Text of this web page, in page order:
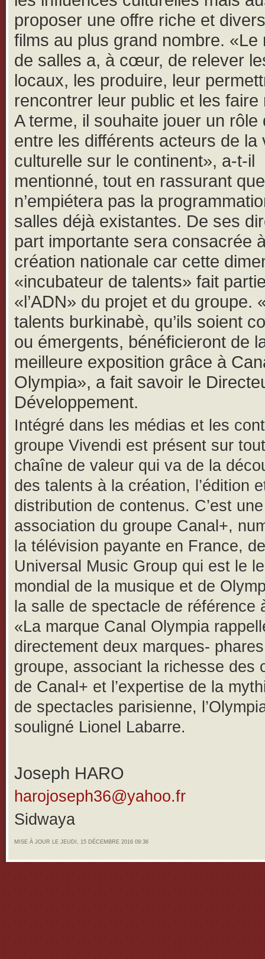
proposer une offre riche et
films au plus grand nombre. «Le
de salles a, à cœur, de relever
locaux, les produire, leur
rencontrer leur public et les faire
A terme, il souhaite jouer un rôle
entre les différents acteurs de la
culturelle sur le continent», a-t-il
mentionné, tout en rassurant
n’empiétera pas la
salles déjà existantes. De ses
part importante sera consacrée
création nationale car cette
«incubateur de talents» fait
«l’ADN» du projet et du groupe.
talents burkinabè, qu’ils soient
ou émergents, bénéficieront de
meilleure exposition grâce à
Olympia», a fait savoir le
Développement.
Intégré dans les médias et les
groupe Vivendi est présent sur
chaîne de valeur qui va de la
des talents à la création, l’édition
distribution de contenus. C’est une
association du groupe Canal+,
la télévision payante en France, de
Universal Music Group qui est le
mondial de la musique et de
la salle de spectacle de référence
«La marque Canal Olympia
directement deux marques-
groupe, associant la richesse des
de Canal+ et l’expertise de la
de spectacles parisienne,
souligné Lionel Labarre.
Joseph HARO
harojoseph36@yahoo.fr
Sidwaya
MISE À JOUR LE JEUDI, 15 DÉCEMBRE 2016 09:36